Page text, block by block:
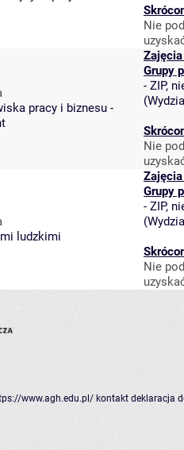
Nie
pracy i biznesu -
Grupy
- ZIP,
(
Nie
ludzkimi
Grupy
- ZIP,
(
Nie
www.agh.edu.pl/ kontakt deklaracja